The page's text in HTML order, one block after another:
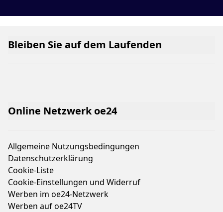
Online Netzwerk oe24
Allgemeine Nutzungsbedingungen
Datenschutzerklärung
Cookie-Liste
Cookie-Einstellungen und Widerruf
Werben im oe24-Netzwerk
Werben auf oe24TV
Bleiben Sie auf dem Laufenden